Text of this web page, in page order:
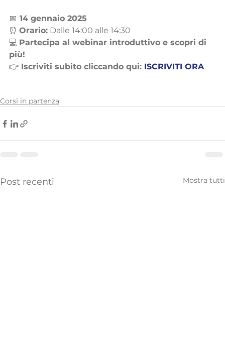
📅 14 gennaio 2025
⏰ Orario: Dalle 14:00 alle 14:30
💻 Partecipa al webinar introduttivo e scopri di
più!
👉 Iscriviti subito cliccando qui: ISCRIVITI ORA
Corsi in partenza
Post recenti Mostra tutti